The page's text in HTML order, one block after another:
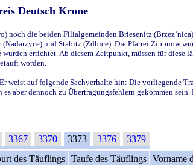
Deutsch Krone
noch die beiden Filialgemeinden Briesenitz
und Stabitz (Zdbice). Die Pfarrei Zippnow
errichtet. Ab diesem Zeitpunkt, müssen für diese
worden.
weist auf folgende Sachverhalte hin: Die vorliegende
aber dennoch zu Übertragungsfehlern gekommen
3367 3370 3373 3376
3379
des Täuflings Taufe des Täuflings Vorname